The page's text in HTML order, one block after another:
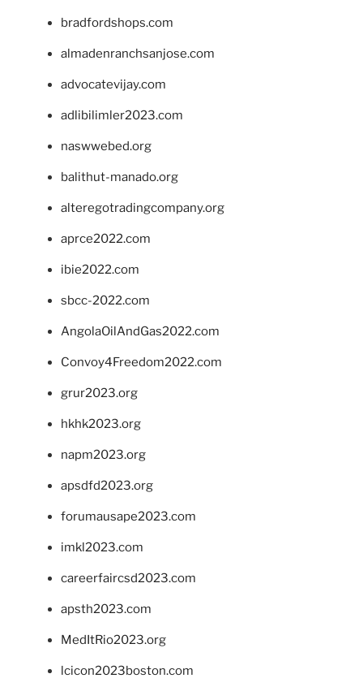
bradfordshops.com
almadenranchsanjose.com
advocatevijay.com
adlibilimler2023.com
naswwebed.org
balithut-manado.org
alteregotradingcompany.org
aprce2022.com
ibie2022.com
sbcc-2022.com
AngolaOilAndGas2022.com
Convoy4Freedom2022.com
grur2023.org
hkhk2023.org
napm2023.org
apsdfd2023.org
forumausape2023.com
imkl2023.com
careerfaircsd2023.com
apsth2023.com
MedItRio2023.org
lcicon2023boston.com